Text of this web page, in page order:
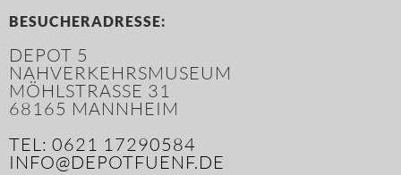
BESUCHERADRESSE:
DEPOT 5
NAHVERKEHRSMUSEUM
MÖHLSTRASSE 31
68165 MANNHEIM
TEL: 0621 17290584
INFO@DEPOTFUENF.DE